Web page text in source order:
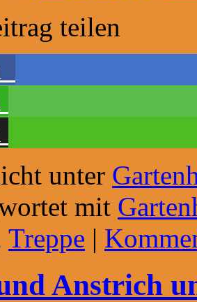
teilen
unter
mit
Treppe |
Anstrich